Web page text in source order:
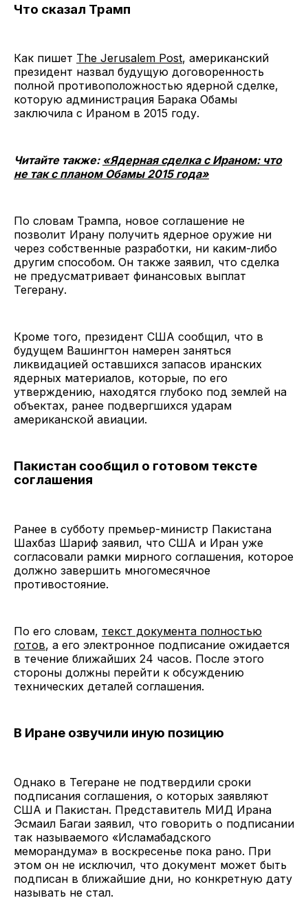
Что сказал Трамп
Как пишет The Jerusalem Post, американский
президент назвал будущую договоренность
полной противоположностью ядерной сделке,
которую администрация Барака Обамы
заключила с Ираном в 2015 году.
Читайте также: «Ядерная сделка с Ираном: что
не так с планом Обамы 2015 года»
По словам Трампа, новое соглашение не
позволит Ирану получить ядерное оружие ни
через собственные разработки, ни каким-либо
другим способом. Он также заявил, что сделка
не предусматривает финансовых выплат
Тегерану.
Кроме того, президент США сообщил, что в
будущем Вашингтон намерен заняться
ликвидацией оставшихся запасов иранских
ядерных материалов, которые, по его
утверждению, находятся глубоко под землей на
объектах, ранее подвергшихся ударам
американской авиации.
Пакистан сообщил о готовом тексте
соглашения
Ранее в субботу премьер-министр Пакистана
Шахбаз Шариф заявил, что США и Иран уже
согласовали рамки мирного соглашения, которое
должно завершить многомесячное
противостояние.
По его словам, текст документа полностью
готов, а его электронное подписание ожидается
в течение ближайших 24 часов. После этого
стороны должны перейти к обсуждению
технических деталей соглашения.
В Иране озвучили иную позицию
Однако в Тегеране не подтвердили сроки
подписания соглашения, о которых заявляют
США и Пакистан. Представитель МИД Ирана
Эсмаил Багаи заявил, что говорить о подписании
так называемого «Исламабадского
меморандума» в воскресенье пока рано. При
этом он не исключил, что документ может быть
подписан в ближайшие дни, но конкретную дату
называть не стал.